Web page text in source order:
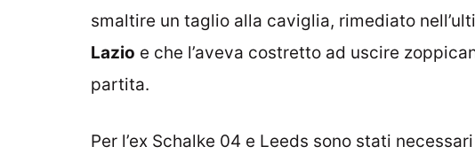
smaltire un taglio alla caviglia, rimediato
Lazio e che l’aveva costretto ad uscire
partita.
Per l’ex Schalke 04 e Leeds sono stati necessari